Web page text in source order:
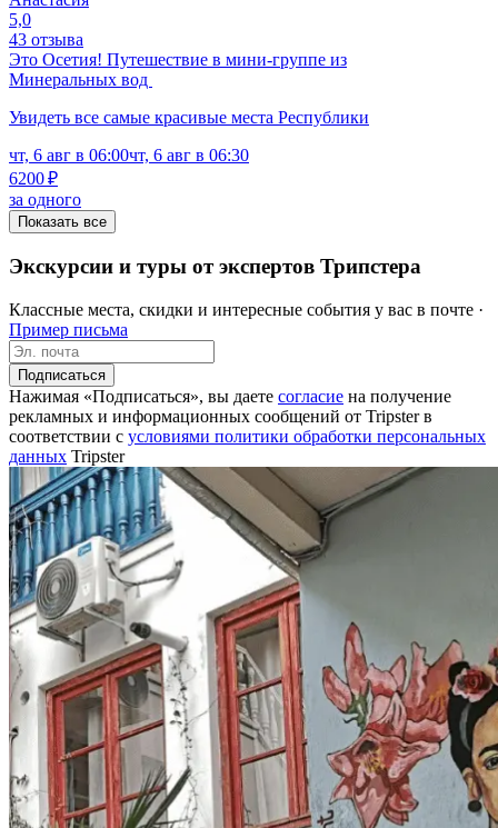
5,0
43 отзыва
Это Осетия! Путешествие в мини-группе из
Минеральных вод
Увидеть все самые красивые места Республики
чт, 6 авг в 06:00чт, 6 авг в 06:30
6200 ₽
за одного
Показать все
Экскурсии и туры от экспертов Трипстера
Классные места, скидки и интересные события у вас в почте ·
Пример письма
Подписаться
Нажимая «Подписаться», вы даете согласие на получение
рекламных и информационных сообщений от Tripster в
соответствии c условиями политики обработки персональных
данных Tripster